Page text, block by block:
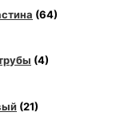
(64)
(4)
(21)